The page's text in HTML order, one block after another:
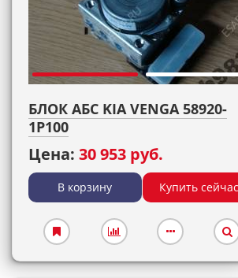
БЛОК АБС KIA VENGA 58920-
1P100
Цена: 30 953 руб.
В корзину Купить сейчас